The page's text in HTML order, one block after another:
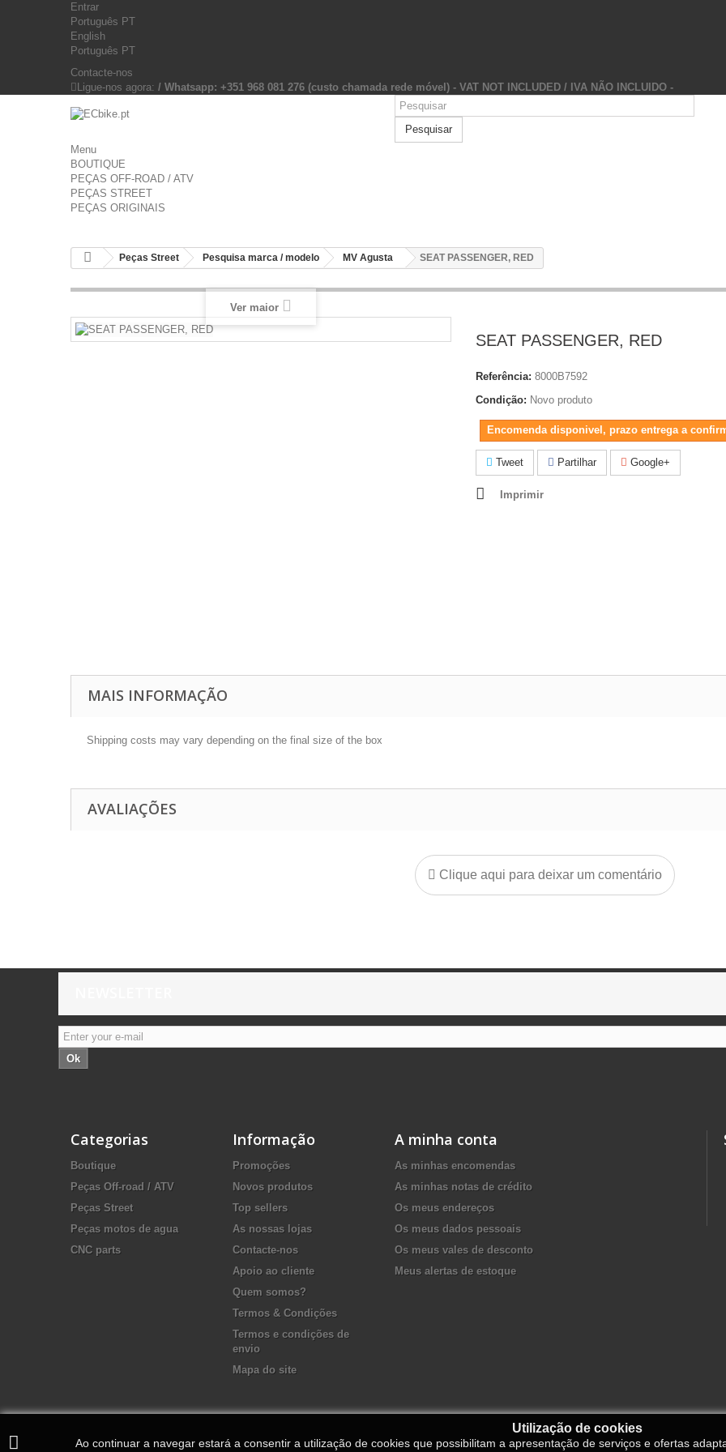
Entrar
Português PT
English
Português PT
Contacte-nos
Ligue-nos agora: / Whatsapp: +351 968 081 276 (custo chamada rede móvel) - VAT NOT INCLUDED / IVA NÃO INCLUIDO -
Pesquisar
Menu
BOUTIQUE
PEÇAS OFF-ROAD / ATV
PEÇAS STREET
PEÇAS ORIGINAIS
Peças Street Pesquisa marca / modelo MV Agusta SEAT PASSENGER, RED
Ver maior
SEAT PASSENGER, RED
Referência: 8000B7592
Condição: Novo produto
Encomenda disponivel, prazo entrega a
Tweet Partilhar Google+
Imprimir
MAIS INFORMAÇÃO
Shipping costs may vary depending on the final size of the box
AVALIAÇÕES
Clique aqui para deixar um comentário
Ok
Categorias
Boutique
Peças Off-road / ATV
Peças Street
Peças motos de agua
CNC parts
Informação
Promoções
Novos produtos
Top sellers
As nossas lojas
Contacte-nos
Apoio ao cliente
Quem somos?
Termos & Condições
Termos e condições de
envio
Mapa do site
A minha conta
As minhas encomendas
As minhas notas de crédito
Os meus endereços
Os meus dados pessoais
Os meus vales de desconto
Meus alertas de estoque
Utilização de cookies
Ao continuar a navegar estará a consentir a utilização de cookies que possibilitam a apresentação de serviços e ofertas